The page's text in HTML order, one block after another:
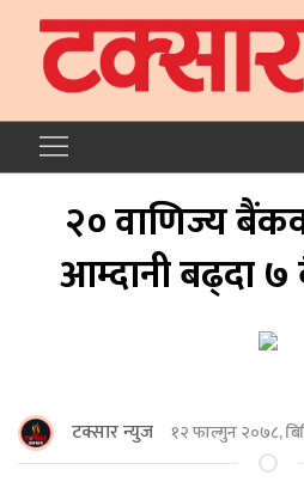
२० वाणिज्य
आम्दानी बढ्दा
टक्सार न्युज १२ फाल्गुन २०७८,